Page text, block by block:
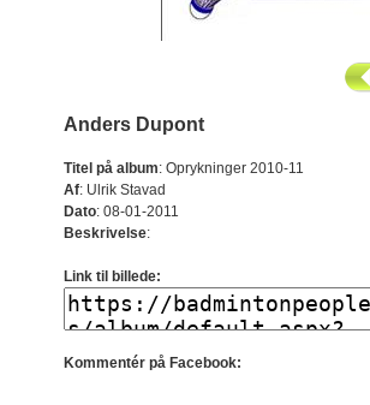
Anders Dupont
Titel på album: Oprykninger 2010-11
Af: Ulrik Stavad
Dato: 08-01-2011
Beskrivelse:
Link til billede:
Kommentér på Facebook: